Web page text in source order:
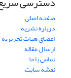
صفحه اصلی
درباره نشریه
اعضای هیات تحریریه
ارسال مقاله
تماس با ما
نقشه سایت